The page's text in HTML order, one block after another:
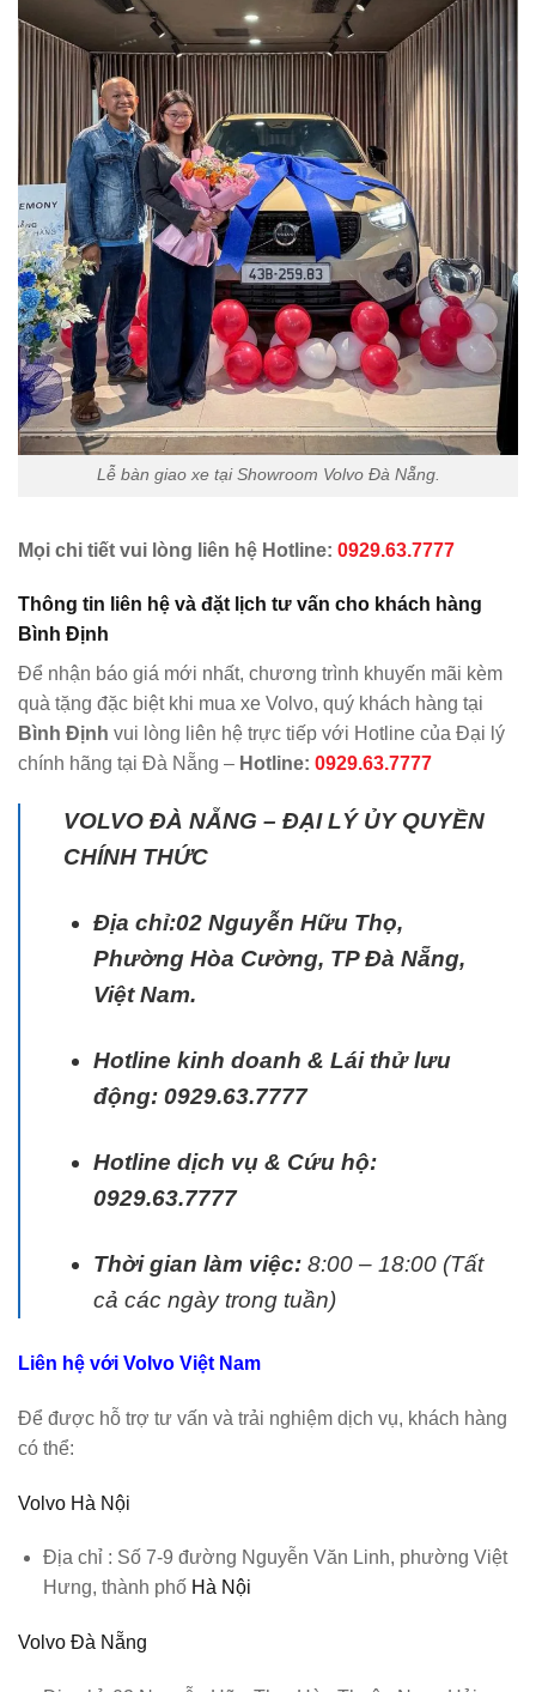
Lễ bàn giao xe tại Showroom Volvo Đà Nẵng.
Mọi chi tiết vui lòng liên hệ Hotline: 0929.63.7777
Thông tin liên hệ và đặt lịch tư vấn cho khách hàng
Bình Định
Để nhận báo giá mới nhất, chương trình khuyến mãi kèm
quà tặng đặc biệt khi mua xe Volvo, quý khách hàng tại
Bình Định vui lòng liên hệ trực tiếp với Hotline của Đại lý
chính hãng tại Đà Nẵng – Hotline: 0929.63.7777
VOLVO ĐÀ NẴNG – ĐẠI LÝ ỦY QUYỀN
CHÍNH THỨC
Địa chỉ:02 Nguyễn Hữu Thọ,
Phường Hòa Cường, TP Đà Nẵng,
Việt Nam.
Hotline kinh doanh & Lái thử lưu
động: 0929.63.7777
Hotline dịch vụ & Cứu hộ:
0929.63.7777
Thời gian làm việc:8:00 – 18:00 (Tất
cả các ngày trong tuần)
Liên hệ với Volvo Việt Nam
Để được hỗ trợ tư vấn và trải nghiệm dịch vụ, khách hàng
có thể:
Volvo Hà Nội
Địa chỉ : Số 7-9 đường Nguyễn Văn Linh, phường Việt
Hưng, thành phố Hà Nội
Volvo Đà Nẵng